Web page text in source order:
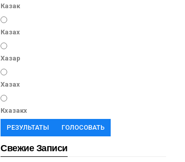
Казак
Казах
Хазар
Хазах
Кхазакх
РЕЗУЛЬТАТЫ ГОЛОСОВАТЬ
Свежие Записи